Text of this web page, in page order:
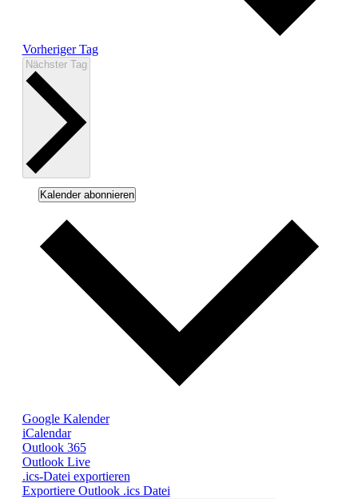
Vorheriger Tag
Nächster Tag
Kalender abonnieren
Google Kalender
iCalendar
Outlook 365
Outlook Live
.ics-Datei exportieren
Exportiere Outlook .ics Datei